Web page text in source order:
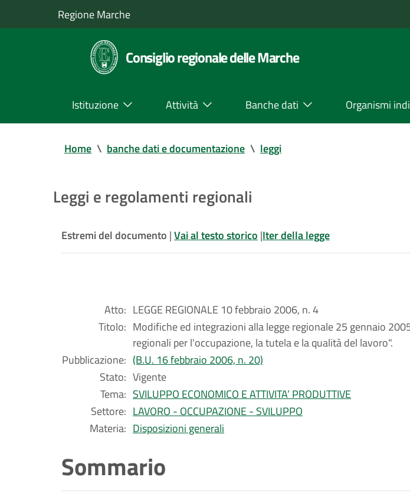
Regione Marche
Consiglio regionale delle Marche
Istituzione Attività Banche dati Organismi
Home \ banche dati e documentazione \ leggi
Leggi e regolamenti regionali
Estremi del documento |Vai al testo storico |Iter della legge
Atto: LEGGE REGIONALE 10 febbraio 2006, n. 4
Titolo: Modifiche ed integrazioni alla legge regionale 25 gennaio
regionali per l'occupazione, la tutela e la qualità del lavoro".
Pubblicazione: (B.U. 16 febbraio 2006, n. 20)
Stato: Vigente
Tema: SVILUPPO ECONOMICO E ATTIVITA’ PRODUTTIVE
Settore: LAVORO - OCCUPAZIONE - SVILUPPO
Materia: Disposizioni generali
Sommario